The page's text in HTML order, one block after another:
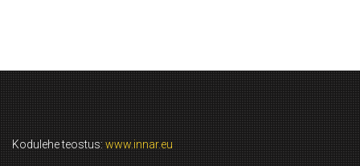
Kodulehe teostus: www.innar.eu